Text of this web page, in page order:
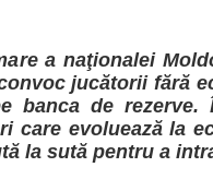
a naţionalei
jucătorii fără
banca de rezerve.
care evoluează la
la sută pentru a